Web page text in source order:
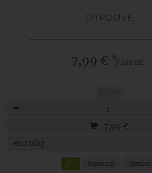
CITROLIVE
7,99 € */ 250 ml
7,99 €
Rapunzel Spanien